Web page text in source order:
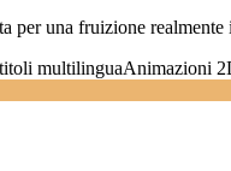
per una fruizione
multilinguaAnimazioni